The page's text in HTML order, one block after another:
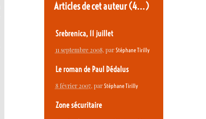
Articles de cet auteur(4…)
Srebrenica, 11 juillet
11 septembre 2008, par Stéphane Tirilly
Le roman de Paul Dédalus
8 février 2007, par Stéphane Tirilly
Zone sécuritaire